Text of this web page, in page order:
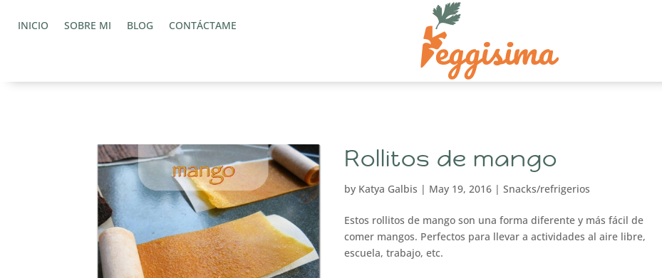
INICIO SOBRE MI BLOG CONTÁCTAME
Rollitos de mango
by Katya Galbis | May 19, 2016| Snacks/refrigerios
Estos rollitos de mango son una forma diferente y más fácil de
comer mangos. Perfectos para llevar a actividades al aire libre,
escuela, trabajo, etc.